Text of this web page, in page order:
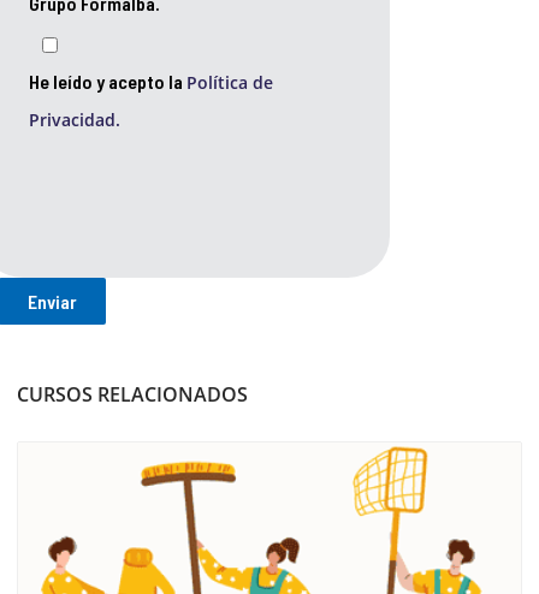
He leído y acepto la Política de
Privacidad.
CURSOS RELACIONADOS